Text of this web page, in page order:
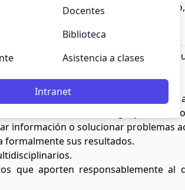
Docentes
Biblioteca
Asistencia a clases
Intranet
de desarrollo social y
independientemente de
permanente.
y respetando la diversidad cultural, la
usando un lenguaje formal,
información o solucionar problemas
formalmente sus resultados.
que aporten responsablemente al